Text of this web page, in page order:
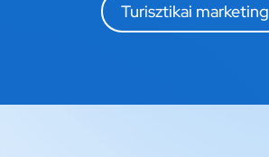
Turisztikai marketing